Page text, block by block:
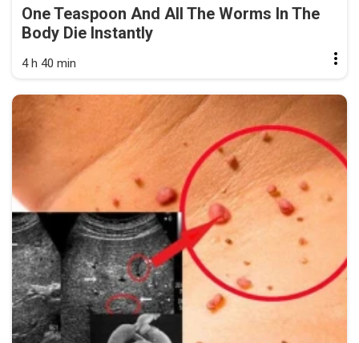
One Teaspoon And All The Worms In The
Body Die Instantly
4 h 40 min